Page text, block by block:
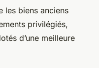
les biens anciens
privilégiés,
d’une meilleure